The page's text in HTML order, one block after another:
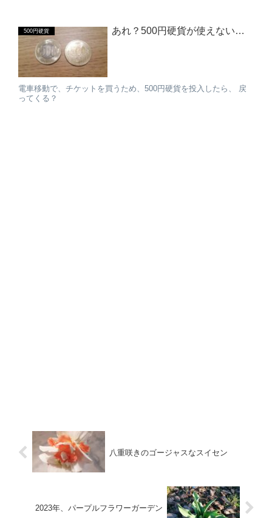
500円硬貨 あれ？500円硬貨が使えない…
電車移動で、チケットを買うため、500円硬貨を投入したら、 戻
ってくる？
八重咲きのゴージャスなスイセン
2023年、パープルフラワーガーデン